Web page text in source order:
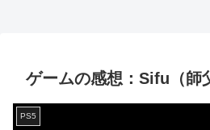
ゲームの感想：Sifu（師
PS5